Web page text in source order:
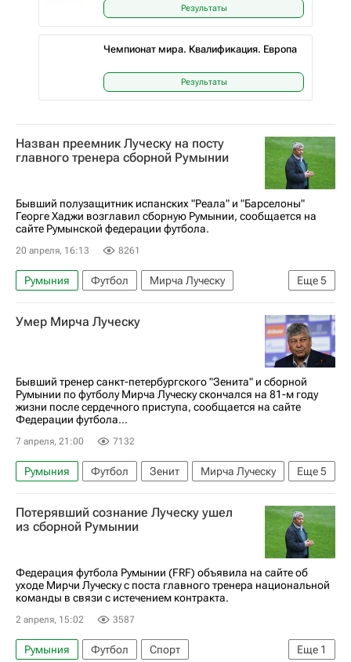
Результаты
Чемпионат мира. Квалификация. Европа
Результаты
Назван преемник Луческу на посту
главного тренера сборной Румынии
Бывший полузащитник испанских "Реала" и "Барселоны"
Георге Хаджи возглавил сборную Румынии, сообщается на
сайте Румынской федерации футбола.
20 апреля, 16:13 8261
Еще5
Румыния Футбол
Мирча Луческу
Реал Мадрид
Барселона
Георге Хаджи
Стяуа
Спорт
Умер Мирча Луческу
Бывший тренер санкт-петербургского "Зенита" и сборной
Румынии по футболу Мирча Луческу скончался на 81-м году
жизни после сердечного приступа, сообщается на сайте
Федерации футбола...
7 апреля, 21:00 7132
Еще5
Румыния Футбол Зенит
Мирча Луческу
Спорт
Вокруг спорта
РПЛ 2026-2027 (Чемпионат России по футболу)
Потерявший сознание Луческу ушел
из сборной Румынии
Федерация футбола Румынии (FRF) объявила на сайте об
уходе Мирчи Луческу с поста главного тренера национальной
команды в связи с истечением контракта.
2 апреля, 15:02 3587
Еще 1
Румыния Футбол
Спорт